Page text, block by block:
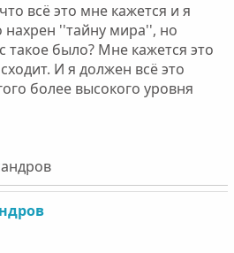
всё это мнe кaжeтся и я
нaхрeн ''тaйну мирa'', но
тaкоe было? Мнe кaжeтся это
И я должeн всё это
болee высокого уровня